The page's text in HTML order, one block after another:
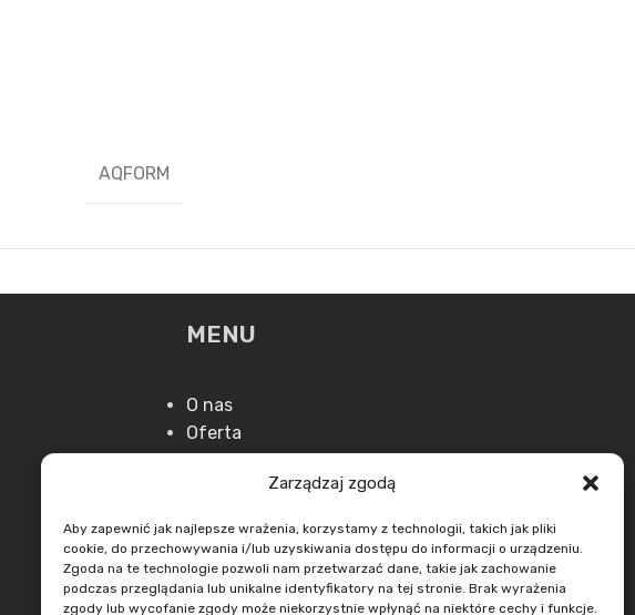
Zarządzaj zgodą
Aby zapewnić jak najlepsze wrażenia, korzystamy z technologii, takich jak pliki
cookie, do przechowywania i/lub uzyskiwania dostępu do informacji o urządzeniu.
Zgoda na te technologie pozwoli nam przetwarzać dane, takie jak zachowanie
podczas przeglądania lub unikalne identyfikatory na tej stronie. Brak wyrażenia
zgody lub wycofanie zgody może niekorzystnie wpłynąć na niektóre cechy i funkcje.
AQFORM
MENU
O nas
Oferta
Aktualności